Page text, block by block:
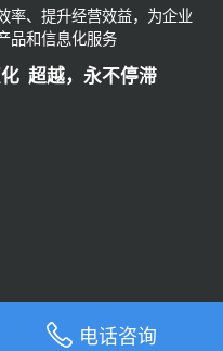
率、提升经营效益，为企业
品和信息化服务
超越，永不停滞
电话咨询